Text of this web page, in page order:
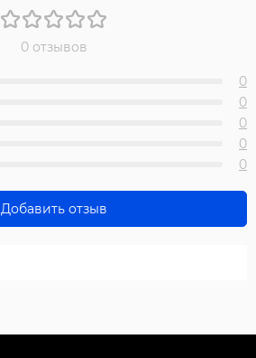
0 отзывов
0
0
0
0
0
Добавить отзыв